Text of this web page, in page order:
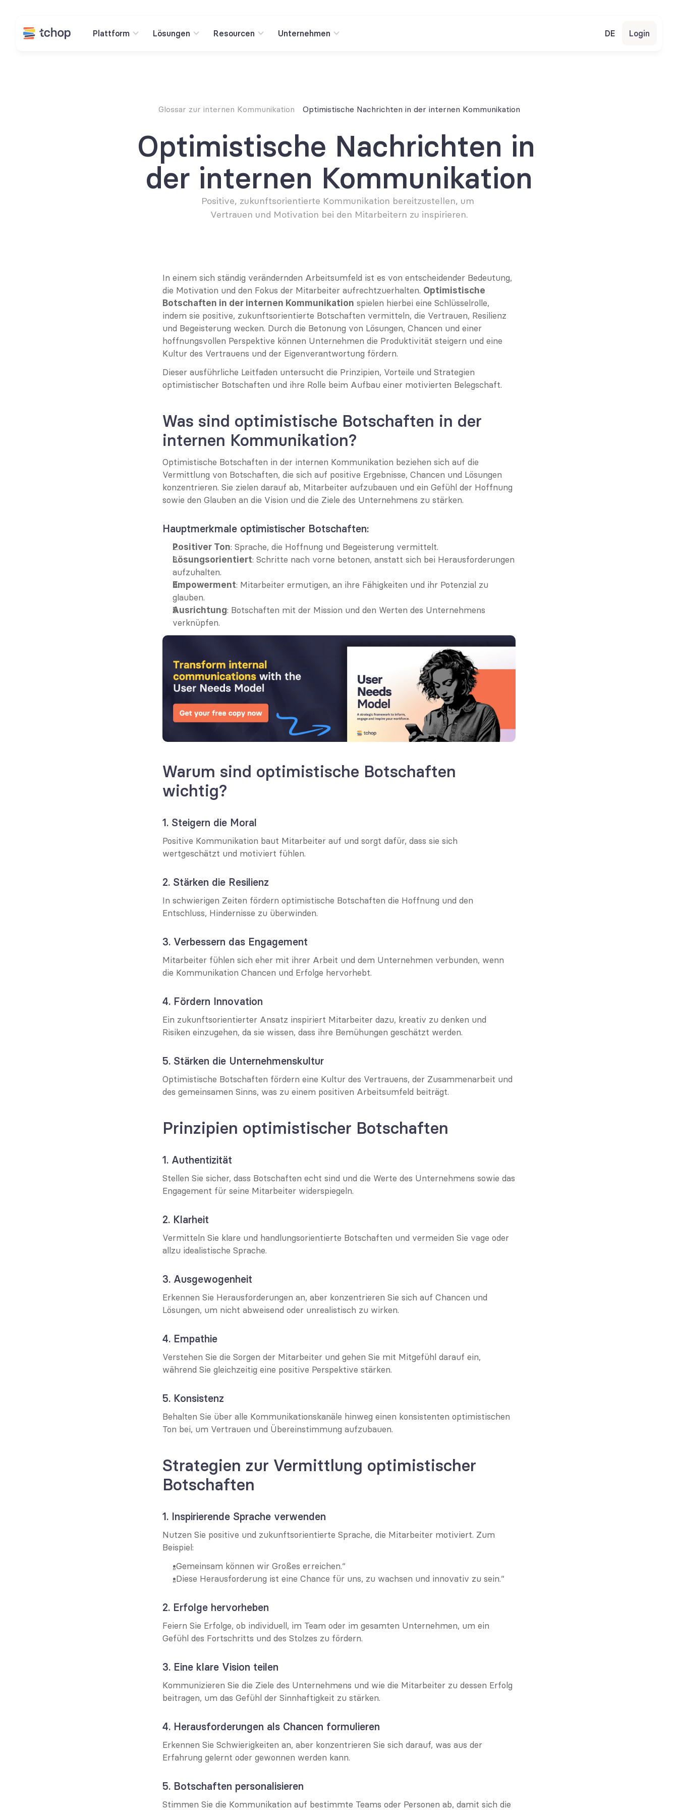
Plattform Lösungen Resourcen Unternehmen DE Login
Glossar zur internen Kommunikation Optimistische Nachrichten in der internen Kommunikation
Optimistische Nachrichten in
der internen Kommunikation
Positive, zukunftsorientierte Kommunikation bereitzustellen, um
Vertrauen und Motivation bei den Mitarbeitern zu inspirieren.
In einem sich ständig verändernden Arbeitsumfeld ist es von entscheidender Bedeutung,
die Motivation und den Fokus der Mitarbeiter aufrechtzuerhalten. Optimistische
Botschaften in der internen Kommunikation spielen hierbei eine Schlüsselrolle,
indem sie positive, zukunftsorientierte Botschaften vermitteln, die Vertrauen, Resilienz
und Begeisterung wecken. Durch die Betonung von Lösungen, Chancen und einer
hoffnungsvollen Perspektive können Unternehmen die Produktivität steigern und eine
Kultur des Vertrauens und der Eigenverantwortung fördern.
Dieser ausführliche Leitfaden untersucht die Prinzipien, Vorteile und Strategien
optimistischer Botschaften und ihre Rolle beim Aufbau einer motivierten Belegschaft.
Was sind optimistische Botschaften in der
internen Kommunikation?
Optimistische Botschaften in der internen Kommunikation beziehen sich auf die
Vermittlung von Botschaften, die sich auf positive Ergebnisse, Chancen und Lösungen
konzentrieren. Sie zielen darauf ab, Mitarbeiter aufzubauen und ein Gefühl der Hoffnung
sowie den Glauben an die Vision und die Ziele des Unternehmens zu stärken.
Hauptmerkmale optimistischer Botschaften:
Positiver Ton: Sprache, die Hoffnung und Begeisterung vermittelt.
Lösungsorientiert: Schritte nach vorne betonen, anstatt sich bei Herausforderungen
aufzuhalten.
Empowerment: Mitarbeiter ermutigen, an ihre Fähigkeiten und ihr Potenzial zu
glauben.
Ausrichtung: Botschaften mit der Mission und den Werten des Unternehmens
verknüpfen.
Warum sind optimistische Botschaften
wichtig?
1. Steigern die Moral
Positive Kommunikation baut Mitarbeiter auf und sorgt dafür, dass sie sich
wertgeschätzt und motiviert fühlen.
2. Stärken die Resilienz
In schwierigen Zeiten fördern optimistische Botschaften die Hoffnung und den
Entschluss, Hindernisse zu überwinden.
3. Verbessern das Engagement
Mitarbeiter fühlen sich eher mit ihrer Arbeit und dem Unternehmen verbunden, wenn
die Kommunikation Chancen und Erfolge hervorhebt.
4. Fördern Innovation
Ein zukunftsorientierter Ansatz inspiriert Mitarbeiter dazu, kreativ zu denken und
Risiken einzugehen, da sie wissen, dass ihre Bemühungen geschätzt werden.
5. Stärken die Unternehmenskultur
Optimistische Botschaften fördern eine Kultur des Vertrauens, der Zusammenarbeit und
des gemeinsamen Sinns, was zu einem positiven Arbeitsumfeld beiträgt.
Prinzipien optimistischer Botschaften
1. Authentizität
Stellen Sie sicher, dass Botschaften echt sind und die Werte des Unternehmens sowie das
Engagement für seine Mitarbeiter widerspiegeln.
2. Klarheit
Vermitteln Sie klare und handlungsorientierte Botschaften und vermeiden Sie vage oder
allzu idealistische Sprache.
3. Ausgewogenheit
Erkennen Sie Herausforderungen an, aber konzentrieren Sie sich auf Chancen und
Lösungen, um nicht abweisend oder unrealistisch zu wirken.
4. Empathie
Verstehen Sie die Sorgen der Mitarbeiter und gehen Sie mit Mitgefühl darauf ein,
während Sie gleichzeitig eine positive Perspektive stärken.
5. Konsistenz
Behalten Sie über alle Kommunikationskanäle hinweg einen konsistenten optimistischen
Ton bei, um Vertrauen und Übereinstimmung aufzubauen.
Strategien zur Vermittlung optimistischer
Botschaften
1. Inspirierende Sprache verwenden
Nutzen Sie positive und zukunftsorientierte Sprache, die Mitarbeiter motiviert. Zum
Beispiel:
„Gemeinsam können wir Großes erreichen.“
„Diese Herausforderung ist eine Chance für uns, zu wachsen und innovativ zu sein.“
2. Erfolge hervorheben
Feiern Sie Erfolge, ob individuell, im Team oder im gesamten Unternehmen, um ein
Gefühl des Fortschritts und des Stolzes zu fördern.
3. Eine klare Vision teilen
Kommunizieren Sie die Ziele des Unternehmens und wie die Mitarbeiter zu dessen Erfolg
beitragen, um das Gefühl der Sinnhaftigkeit zu stärken.
4. Herausforderungen als Chancen formulieren
Erkennen Sie Schwierigkeiten an, aber konzentrieren Sie sich darauf, was aus der
Erfahrung gelernt oder gewonnen werden kann.
5. Botschaften personalisieren
Stimmen Sie die Kommunikation auf bestimmte Teams oder Personen ab, damit sich die